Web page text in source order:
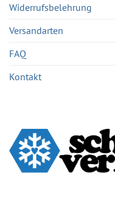
Widerrufsbelehrung
Versandarten
FAQ
Kontakt